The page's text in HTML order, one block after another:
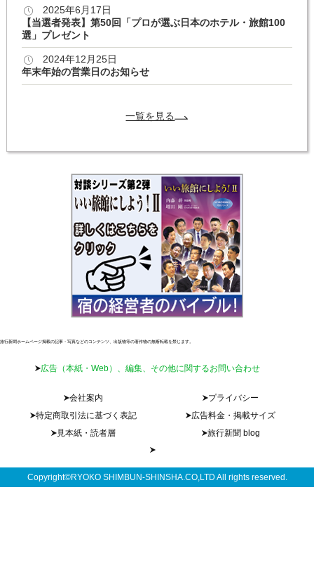
2025年6月17日
【当選者発表】第50回「プロが選ぶ日本のホテル・旅館100
選」プレゼント
2024年12月25日
年末年始の営業日のお知らせ
一覧を見る
旅行新聞ホームページ掲載の記事・写真などのコンテンツ、出版物等の著作物の無断転載を禁じます。
広告（本紙・Web）、編集、その他に関するお問い合わせ
会社案内
プライバシー
特定商取引法に基づく表記
広告料金・掲載サイズ
見本紙・読者層
旅行新聞 blog
Copyright©RYOKO SHIMBUN-SHINSHA.CO,LTD All rights reserved.